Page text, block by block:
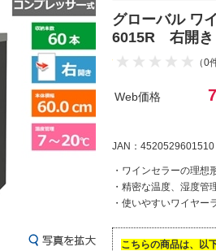
グローバル ワ
6015R 右開
（0
Web価格
JAN：4520529601510
・ワインセラーの理
・精密な温度、湿度管
・使いやすいワイヤー
こちらの商品は、以